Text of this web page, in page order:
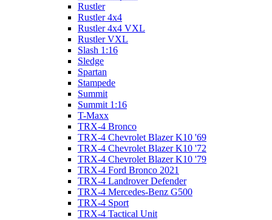
Rustler
Rustler 4x4
Rustler 4x4 VXL
Rustler VXL
Slash 1:16
Sledge
Spartan
Stampede
Summit
Summit 1:16
T-Maxx
TRX-4 Bronco
TRX-4 Chevrolet Blazer K10 '69
TRX-4 Chevrolet Blazer K10 '72
TRX-4 Chevrolet Blazer K10 '79
TRX-4 Ford Bronco 2021
TRX-4 Landrover Defender
TRX-4 Mercedes-Benz G500
TRX-4 Sport
TRX-4 Tactical Unit